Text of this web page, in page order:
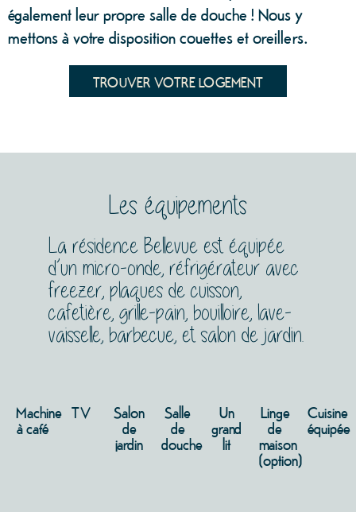
également leur propre salle de douche ! Nous y
mettons à votre disposition couettes et oreillers.
TROUVER VOTRE LOGEMENT
Les équipements
La résidence Bellevue est équipée
d’un micro-onde, réfrigérateur avec
freezer, plaques de cuisson,
cafetière, grille-pain, bouilloire, lave-
vaisselle, barbecue, et salon de jardin.
Machine
à café
TV Salon
de
jardin
Salle
de
douche
Un
grand
lit
Linge
de
maison
(option)
Cuisine
équipée